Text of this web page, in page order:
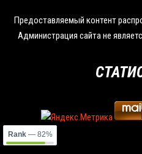
Предоставляемый контент
Администрация сайта не
Rank— 82%